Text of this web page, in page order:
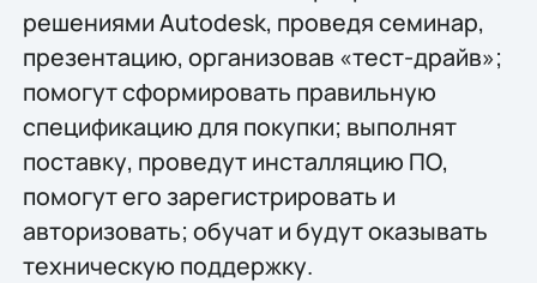
решениями Autodesk, проведя семинар,
презентацию, организовав «тест-драйв»;
помогут сформировать правильную
спецификацию для покупки; выполнят
поставку, проведут инсталляцию ПО,
помогут его зарегистрировать и
авторизовать; обучат и будут оказывать
техническую поддержку.